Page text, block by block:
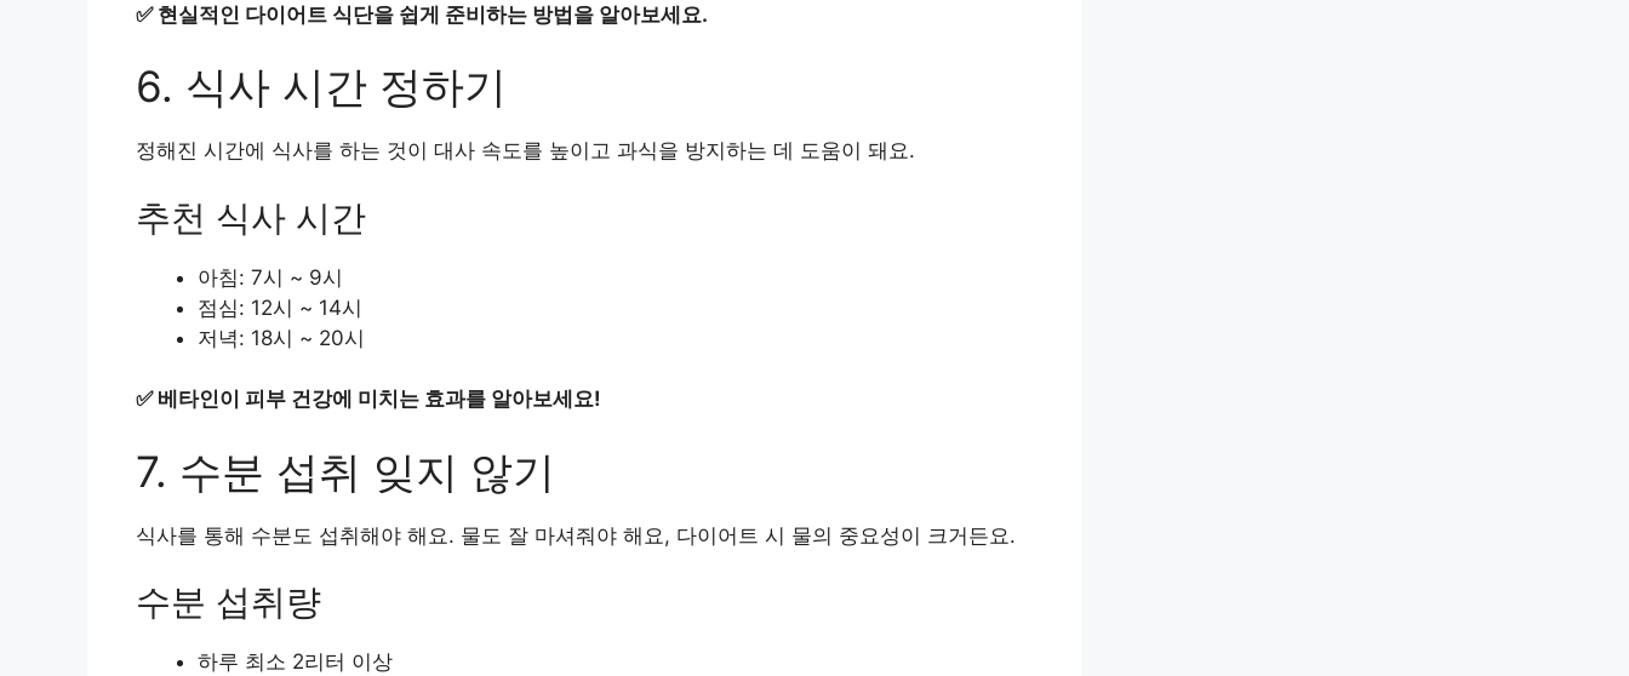
✅ 현실적인 다이어트 식단을 쉽게 준비하는 방법을 알아보세요.
6. 식사 시간 정하기
정해진 시간에 식사를 하는 것이 대사 속도를 높이고 과식을 방지하는 데 도움이 돼요.
추천 식사 시간
아침: 7시 ~ 9시
점심: 12시 ~ 14시
저녁: 18시 ~ 20시
✅ 베타인이 피부 건강에 미치는 효과를 알아보세요!
7. 수분 섭취 잊지 않기
식사를 통해 수분도 섭취해야 해요. 물도 잘 마셔줘야 해요, 다이어트 시 물의 중요성이 크거든요.
수분 섭취량
하루 최소 2리터 이상